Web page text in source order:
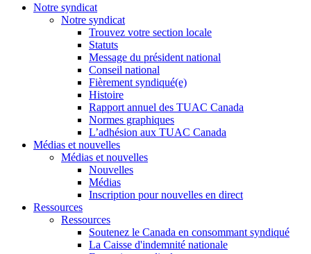
Notre syndicat
Notre syndicat
Trouvez votre section locale
Statuts
Message du président national
Conseil national
Fièrement syndiqué(e)
Histoire
Rapport annuel des TUAC Canada
Normes graphiques
L’adhésion aux TUAC Canada
Médias et nouvelles
Médias et nouvelles
Nouvelles
Médias
Inscription pour nouvelles en direct
Ressources
Ressources
Soutenez le Canada en consommant syndiqué
La Caisse d'indemnité nationale